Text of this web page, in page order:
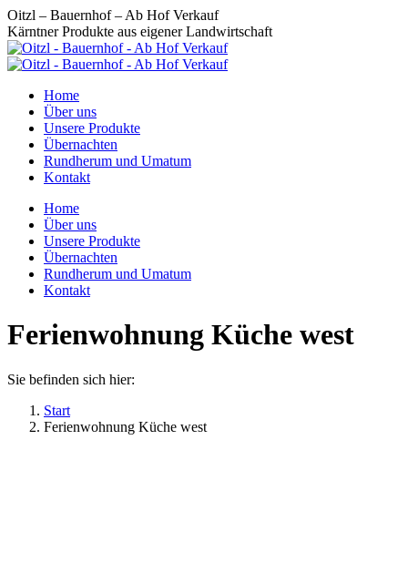
Zum
Inhalt
springen
Oitzl – Bauernhof – Ab Hof Verkauf
Kärntner Produkte aus eigener Landwirtschaft
Home
Über uns
Unsere Produkte
Übernachten
Rundherum und Umatum
Kontakt
Home
Über uns
Unsere Produkte
Übernachten
Rundherum und Umatum
Kontakt
Ferienwohnung Küche west
Sie befinden sich hier:
Start
Ferienwohnung Küche west